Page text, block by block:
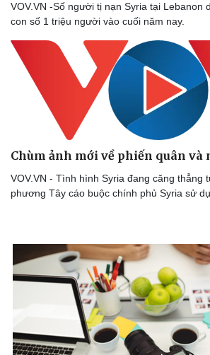
Cải chính
VOV.VN -Số người tị nạn Syria tại Lebanon
con số 1 triệu người vào cuối năm nay.
Chùm ảnh mới về phiến quân và
VOV.VN - Tình hình Syria đang căng thẳng
phương Tây cáo buộc chính phủ Syria sử